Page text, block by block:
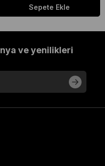
Sepete Ekle
ve yenilikleri